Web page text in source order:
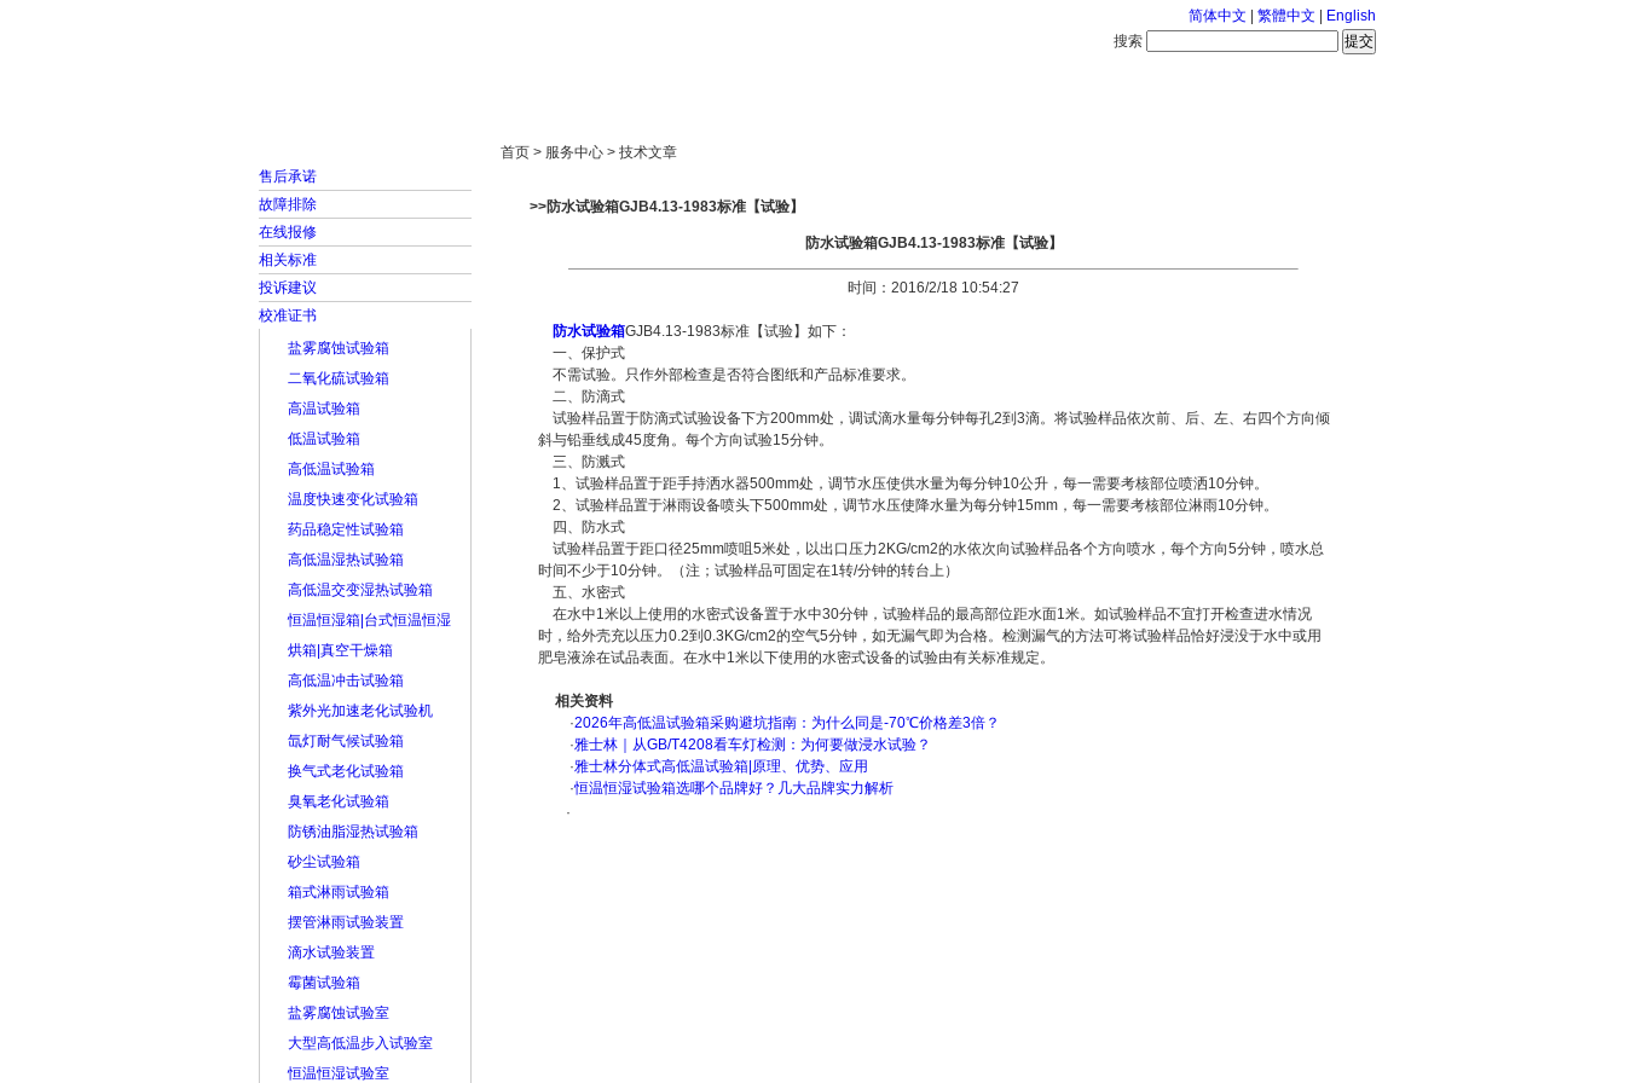
简体中文 繁體中文
English
搜索
售后承诺
故障排除
在线报修
相关标准
投诉建议
校准证书
盐雾腐蚀试验箱
二氧化硫试验箱
高温试验箱
低温试验箱
高低温试验箱
温度快速变化试验箱
药品稳定性试验箱
高低温湿热试验箱
高低温交变湿热试验箱
恒温恒湿箱|台式恒温恒湿
烘箱|真空干燥箱
高低温冲击试验箱
紫外光加速老化试验机
氙灯耐气候试验箱
换气式老化试验箱
臭氧老化试验箱
防锈油脂湿热试验箱
砂尘试验箱
箱式淋雨试验箱
摆管淋雨试验装置
滴水试验装置
霉菌试验箱
盐雾腐蚀试验室
大型高低温步入试验室
恒温恒湿试验室
首页 > 服务中心 > 技术文章
>>防水试验箱GJB4.13-1983标准【试验】
防水试验箱GJB4.13-1983标准【试验】
时间：2016/2/18 10:54:27
防水试验箱GJB4.13-1983标准【试验】如下：
一、保护式
不需试验。只作外部检查是否符合图纸和产品标准要求。
二、防滴式
试验样品置于防滴式试验设备下方200mm处，调试滴水量每分钟每孔2到3滴。将试验样品依次前、后、左、右四个方向倾
斜与铅垂线成45度角。每个方向试验15分钟。
三、防溅式
1、试验样品置于距手持洒水器500mm处，调节水压使供水量为每分钟10公升，每一需要考核部位喷洒10分钟。
2、试验样品置于淋雨设备喷头下500mm处，调节水压使降水量为每分钟15mm，每一需要考核部位淋雨10分钟。
四、防水式
试验样品置于距口径25mm喷咀5米处，以出口压力2KG/cm2的水依次向试验样品各个方向喷水，每个方向5分钟，喷水总
时间不少于10分钟。（注；试验样品可固定在1转/分钟的转台上）
五、水密式
在水中1米以上使用的水密式设备置于水中30分钟，试验样品的最高部位距水面1米。如试验样品不宜打开检查进水情况
时，给外壳充以压力0.2到0.3KG/cm2的空气5分钟，如无漏气即为合格。检测漏气的方法可将试验样品恰好浸没于水中或用
肥皂液涂在试品表面。在水中1米以下使用的水密式设备的试验由有关标准规定。
相关资料
·2026年高低温试验箱采购避坑指南：为什么同是-70℃价格差3倍？
·雅士林｜从GB/T4208看车灯检测：为何要做浸水试验？
·雅士林分体式高低温试验箱|原理、优势、应用
·恒温恒湿试验箱选哪个品牌好？几大品牌实力解析
·